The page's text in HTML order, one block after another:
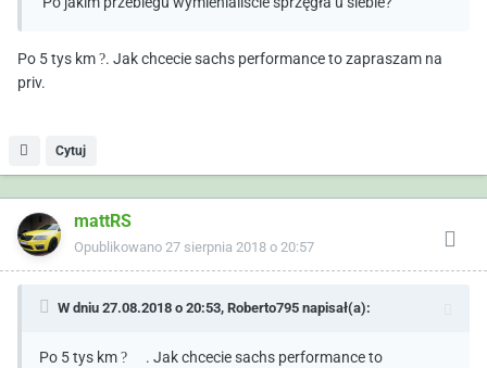
Po 5 tys km?. Jak chcecie sachs performance to zapraszam na
priv.
Cytuj
mattRS
Opublikowano 27 sierpnia 2018 o 20:57
W dniu 27.08.2018 o 20:53, Roberto795 napisał(a):
Po 5 tys km?
. Jak chcecie sachs performance to